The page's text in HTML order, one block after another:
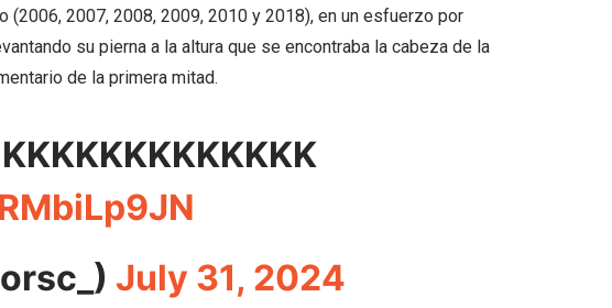
(2006, 2007, 2008, 2009, 2010 y 2018), en un esfuerzo por
su pierna a la altura que se encontraba la cabeza de la
de la primera mitad.
KKKKKKKKKKKKK
July 31, 2024